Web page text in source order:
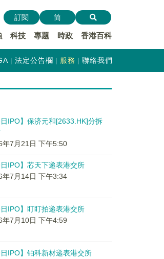
科技 專題 時政 香港百科
訂閱 简
法定公告欄 服務 聯絡我們
日IPO】保济元和[2633.HK]分拆
年7月21日 下午5:50
日IPO】芯天下递表港交所
年7月14日 下午3:34
日IPO】盯盯拍递表港交所
年7月10日 下午4:59
日IPO】铂科新材递表港交所